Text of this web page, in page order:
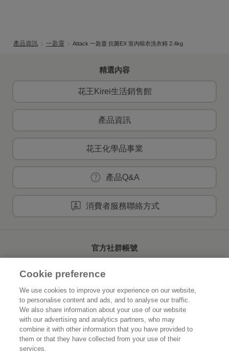
產品資訊 一匙靈 Attack 一匙靈 抗菌EX 室內晾衣洗衣精 2.4kg
精選內容
花王Kirei生活銷售館
產品資訊
花王化學品事業
產品Q&A
消費者服務聯絡方式
官方社群帳號
首頁 關於花王
可持續發展 創新研發
品牌資訊
Cookie preference
We use cookies to improve your experience on our website,
to personalise content and ads, and to analyse our traffic.
We also share information about your use of our website
with our advertising and analytics partners, who may
combine it with other information that you have provided to
them or that they have collected from your use of their
services.